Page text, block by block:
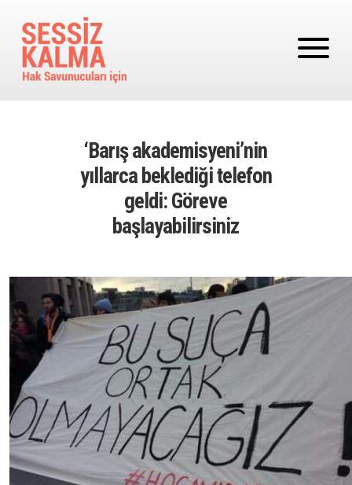
‘Barış akademisyeni’nin
yıllarca beklediği telefon
geldi: Göreve
başlayabilirsiniz
Image